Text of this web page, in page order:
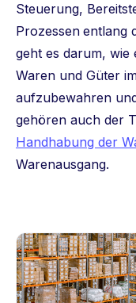
Steuerung,
Prozessen entlang
geht es darum, wie
Waren und Güter
aufzubewahren
gehören auch der
Handhabung der
Warenausgang.